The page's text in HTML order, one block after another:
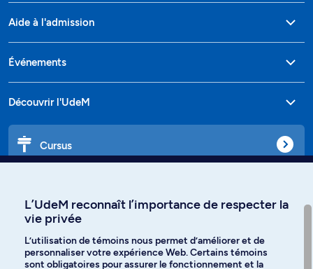
Aide à l'admission
Événements
Découvrir l'UdeM
Cursus
Langues
L’UdeM reconnaît l’importance de respecter la
vie privée
L’utilisation de témoins nous permet d’améliorer et de
personnaliser votre expérience Web. Certains témoins
sont obligatoires pour assurer le fonctionnement et la